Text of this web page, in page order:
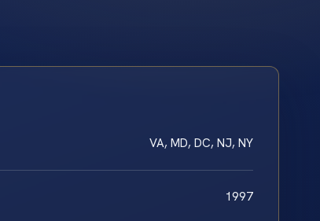
VA, MD, DC, NJ, NY
1997